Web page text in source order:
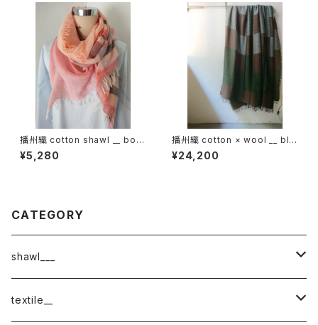
播州織 cotton shawl __ bord
er 160 夕映w
¥5,280
播州織 cotton × wool __ blo
ck 220-120 狭霧GK
¥24,200
CATEGORY
shawl___
cotton
textile__